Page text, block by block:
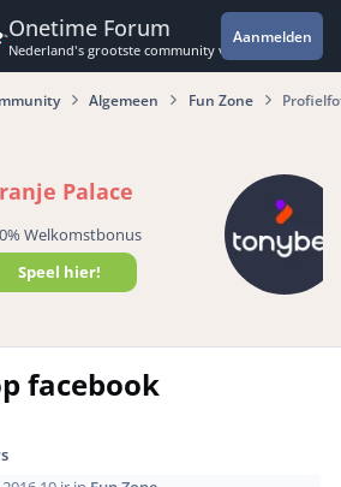
Onetime Forum
Nederland's grootste community voor de
Aanmelden
Algemeen Fun Zone
Palace
Welkomstbonus
Speel hier!
facebook